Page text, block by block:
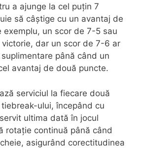
a ajunge la cel puțin 7
să câștige cu un avantaj de
exemplu, un scor de 7-5 sau
dar un scor de 7-6 ar
până când un
avantaj de două puncte.
serviciul la fiecare două
ului, începând cu
ultima dată în jocul
rotație continuă până când
asigurând corectitudinea